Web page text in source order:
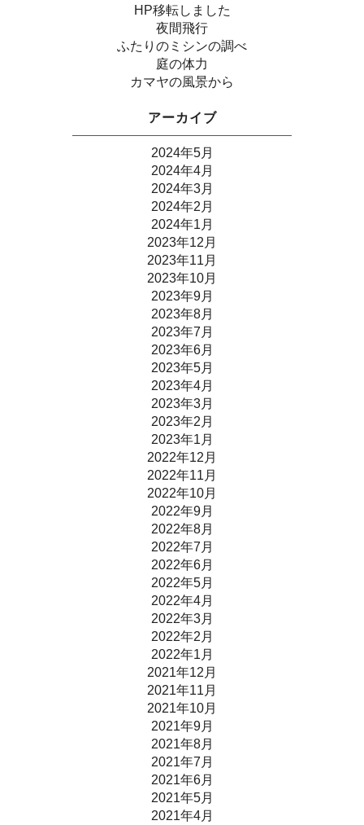
HP移転しました
夜間飛行
ふたりのミシンの調べ
庭の体力
カマヤの風景から
アーカイブ
2024年5月
2024年4月
2024年3月
2024年2月
2024年1月
2023年12月
2023年11月
2023年10月
2023年9月
2023年8月
2023年7月
2023年6月
2023年5月
2023年4月
2023年3月
2023年2月
2023年1月
2022年12月
2022年11月
2022年10月
2022年9月
2022年8月
2022年7月
2022年6月
2022年5月
2022年4月
2022年3月
2022年2月
2022年1月
2021年12月
2021年11月
2021年10月
2021年9月
2021年8月
2021年7月
2021年6月
2021年5月
2021年4月